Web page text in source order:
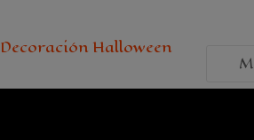
Decoración Halloween